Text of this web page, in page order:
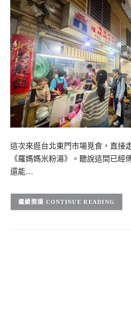
這次來逛台北東門市場覓食，直接
《羅媽媽米粉湯》。聽說這間已經
還能…
CONTINUE READING